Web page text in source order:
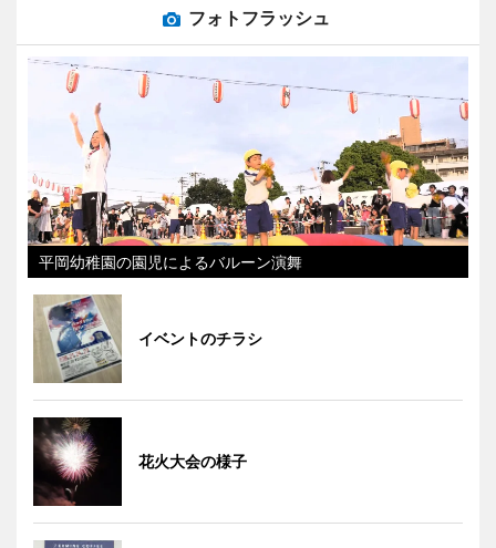
フォトフラッシュ
平岡幼稚園の園児によるバルーン演舞
イベントのチラシ
花火大会の様子